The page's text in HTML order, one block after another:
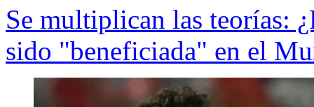
Se multiplican las teorías:
sido "beneficiada" en el